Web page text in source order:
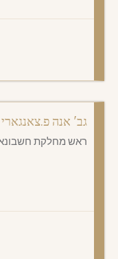
גב' אנה פ.צאנגארי
ראש מחלקת